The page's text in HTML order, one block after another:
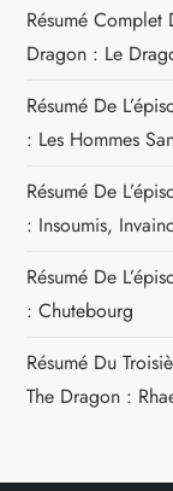
Résumé Complet
Dragon : Le
Résumé De
: Les Hommes
Résumé De
: Insoumis,
Résumé De
: Chutebourg
Résumé Du
The Dragon :